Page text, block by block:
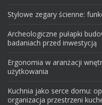
Stylowe zegary ścienne:
Archeologiczne pułapki
badaniach przed inwestycją
Ergonomia w aranżacji
użytkowania
Kuchnia jako serce domu:
organizacja przestrzeni